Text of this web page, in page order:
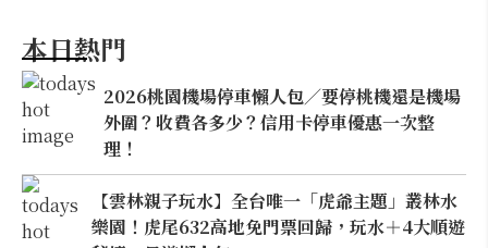
本日熱門
2026桃園機場停車懶人包／要停桃機還是機場
外圍？收費各多少？信用卡停車優惠一次整
理！
【雲林親子玩水】全台唯一「虎爺主題」叢林水
樂園！虎尾632高地免門票回歸，玩水＋4大順遊